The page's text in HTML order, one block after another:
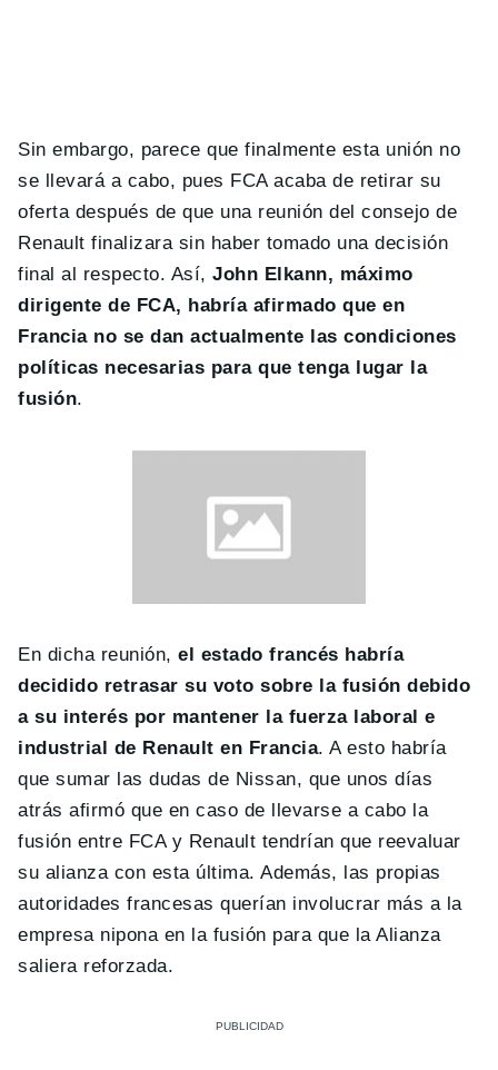
Sin embargo, parece que finalmente esta unión no
se llevará a cabo, pues FCA acaba de retirar su
oferta después de que una reunión del consejo de
Renault finalizara sin haber tomado una decisión
final al respecto. Así, John Elkann, máximo
dirigente de FCA, habría afirmado que en
Francia no se dan actualmente las condiciones
políticas necesarias para que tenga lugar la
fusión.
En dicha reunión,el estado francés habría
decidido retrasar su voto sobre la fusión debido
a su interés por mantener la fuerza laboral e
industrial de Renault en Francia. A esto habría
que sumar las dudas de Nissan, que unos días
atrás afirmó que en caso de llevarse a cabo la
fusión entre FCA y Renault tendrían que reevaluar
su alianza con esta última. Además, las propias
autoridades francesas querían involucrar más a la
empresa nipona en la fusión para que la Alianza
saliera reforzada.